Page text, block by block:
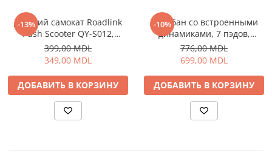
ирригаторы
Электробритвы
Уход за домом
Аппараты и Роботы для Мытья
Окон
Паровые очистители
Портативные пылесосы
-13%
Детский самокат Roadlink
Push Scooter QY-S012,
красный
399,00 MDL
349,00 MDL
ДОБАВИТЬ В КОРЗИНУ
-10%
Барабан со встроенными
динамиками, 7 пэдов,
электронный, радужного
цвета
776,00 MDL
699,00 MDL
ДОБАВИТЬ В КОРЗИНУ